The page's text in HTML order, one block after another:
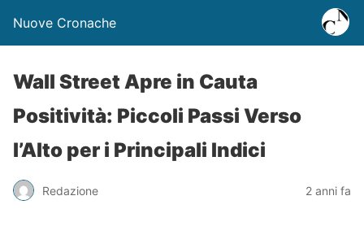
Nuove Cronache
Wall Street Apre in Cauta
Positività: Piccoli Passi Verso
l’Alto per i Principali Indici
Redazione 2 anni fa